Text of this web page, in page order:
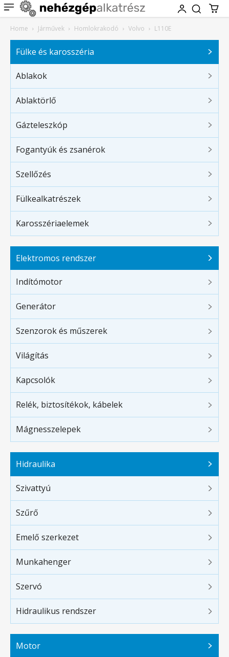
Home Járművek Homlokrakodó Volvo L110E
Fülke és karosszéria
Ablakok
Ablaktörlő
Gázteleszkóp
Fogantyúk és zsanérok
Szellőzés
Fülkealkatrészek
Karosszériaelemek
Elektromos rendszer
Indítómotor
Generátor
Szenzorok és műszerek
Világítás
Kapcsolók
Relék, biztosítékok, kábelek
Mágnesszelepek
Hidraulika
Szivattyú
Szűrő
Emelő szerkezet
Munkahenger
Szervó
Hidraulikus rendszer
Motor